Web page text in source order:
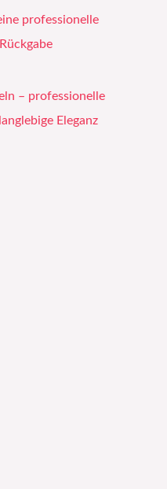
professionelle
– professionelle
Eleganz